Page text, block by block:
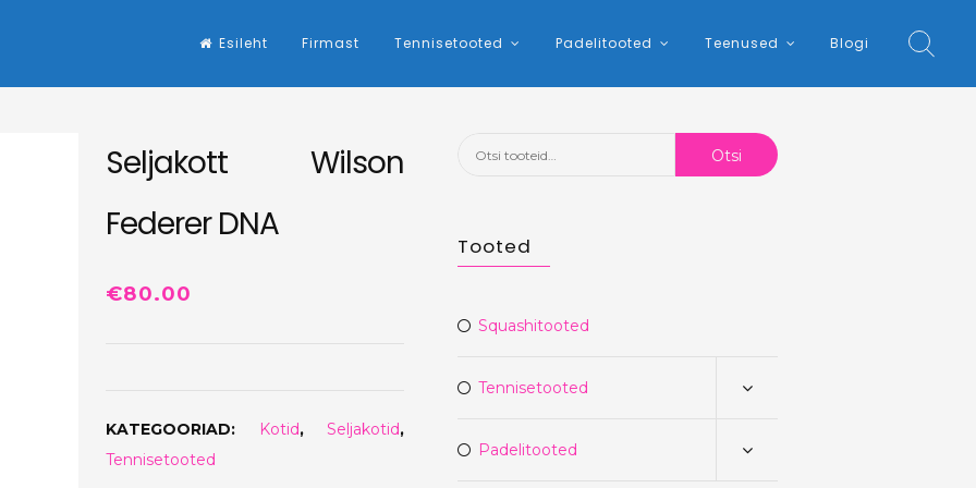
Esileht Firmast Tennisetooted Padelitooted Teenused Blogi
Seljakott Wilson
Federer DNA
€80.00
KATEGOORIAD: Kotid, Seljakotid,
Tennisetooted
Otsi: Otsi
Tooted
Squashitooted
Tennisetooted
Padelitooted